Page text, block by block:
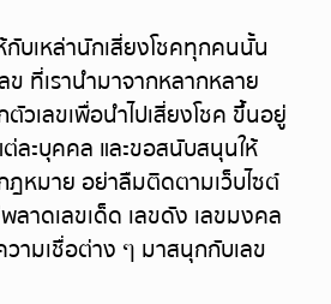
กับเหล่านักเสี่ยงโชคทุกคนนั้น
ข ที่เรานำมาจากหลากหลาย
วเลขเพื่อนำไปเสี่ยงโชค ขึ้นอยู่
ละบุคคล และขอสนับสนุนให้
ฎหมาย อย่าลืมติดตามเว็บไซต์
ลาดเลขเด็ด เลขดัง เลขมงคล
ามเชื่อต่าง ๆ มาสนุกกับเลข